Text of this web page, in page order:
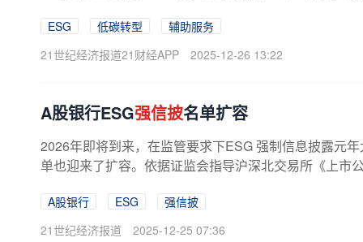
ESG 低碳转型
辅助服务
21世纪经济报道21财经APP
2025-12-26 13:22
A股银行ESG强信披名单扩容
2026年即将到来，在监管要求下ESG 强制信息披露元
单也迎来了扩容。依据证监会指导沪深北交易所《上
A股银行 ESG
强信披
21世纪经济报道
2025-12-25 07:36